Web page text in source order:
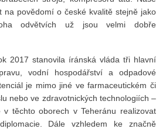
na povědomí o české kvalitě stejně jako
odvětvích už jsou velmi dobře
2017 stanovila íránská vláda tři hlavní
vodní hospodářství a odpadové
je mimo jiné ve farmaceutickém či
nebo ve zdravotnických technologiích –
těchto oborech v Teheránu realizovat
Dále vzhledem ke značně